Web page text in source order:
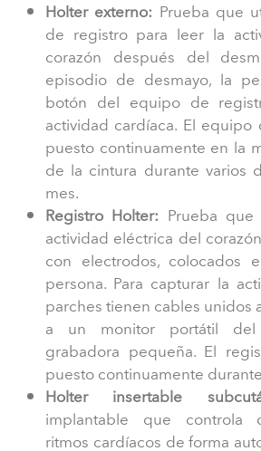
Holter externo: Prueba que
de registro para leer la
corazón después del
episodio de desmayo, la
botón del equipo de
actividad cardíaca. El
puesto continuamente en la
de la cintura durante varios
mes.
Registro Holter: Prueba
actividad eléctrica del
con electrodos,
persona. Para capturar la
parches tienen cables unidos
a un monitor portátil
grabadora pequeña. El
puesto continuamente
Holter insertable
implantable que controla
ritmos cardíacos de forma